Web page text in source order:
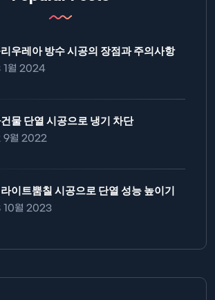
우레아 방수 시공의 장점과 주의사항
1월 2024
물 단열 시공으로 냉기 차단
9월 2022
이트뿜칠 시공으로 단열 성능 높이기
10월 2023